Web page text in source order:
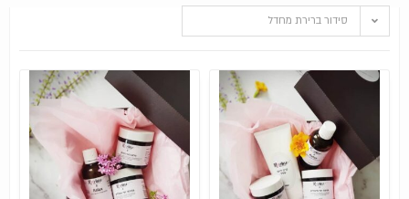
סידור ברירת מחדל